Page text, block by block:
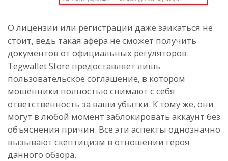
О лицензии или регистрации даже заикаться не
стоит, ведь такая афера не сможет получить
документов от официальных регуляторов.
Tegwallet Store предоставляет лишь
пользовательское соглашение, в котором
мошенники полностью снимают с себя
ответственность за ваши убытки. К тому же, они
могут в любой момент заблокировать аккаунт без
объяснения причин. Все эти аспекты однозначно
вызывают скептицизм в отношении героя
данного обзора.